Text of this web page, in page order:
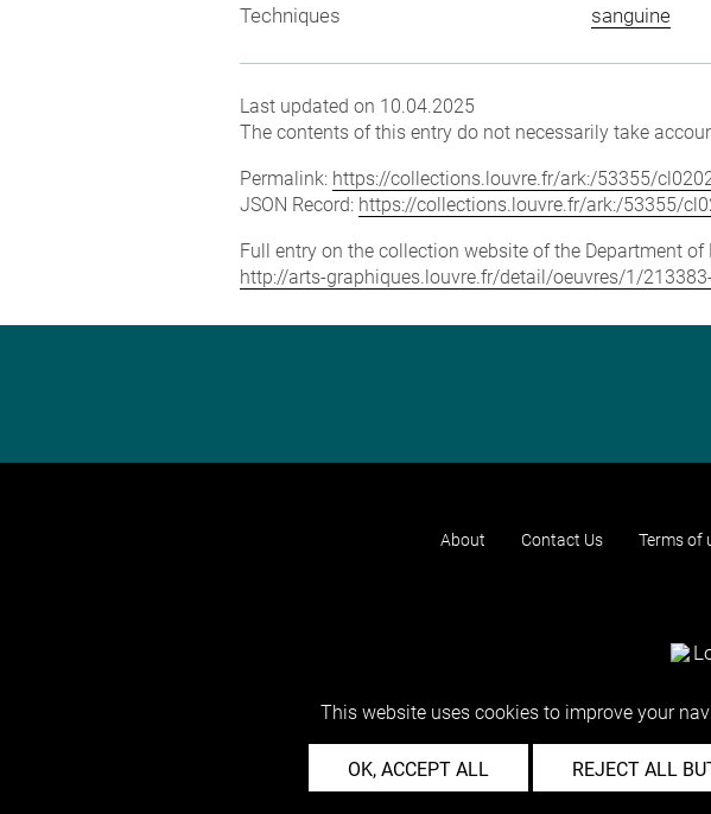
Techniques sanguine
Last updated on 10.04.2025
The contents of this entry do not necessarily take
Permalink: https://collections.louvre.fr/ark:/53355/
JSON Record: https://collections.louvre.fr/ark:/53355/
Full entry on the collection website of the Department of
http://arts-graphiques.louvre.fr/detail/oeuvres/1/
About Contact Us Terms of
This website uses cookies to improve your
OK, ACCEPT ALL REJECT ALL